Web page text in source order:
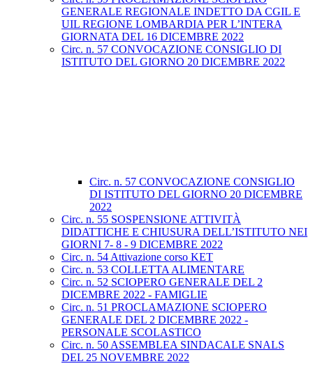
GENERALE REGIONALE INDETTO DA CGIL E
UIL REGIONE LOMBARDIA PER L’INTERA
GIORNATA DEL 16 DICEMBRE 2022
Circ. n. 57 CONVOCAZIONE CONSIGLIO DI
ISTITUTO DEL GIORNO 20 DICEMBRE 2022
Circ. n. 57 CONVOCAZIONE CONSIGLIO
DI ISTITUTO DEL GIORNO 20 DICEMBRE
2022
Circ. n. 55 SOSPENSIONE ATTIVITÀ
DIDATTICHE E CHIUSURA DELL’ISTITUTO NEI
GIORNI 7- 8 - 9 DICEMBRE 2022
Circ. n. 54 Attivazione corso KET
Circ. n. 53 COLLETTA ALIMENTARE
Circ. n. 52 SCIOPERO GENERALE DEL 2
DICEMBRE 2022 - FAMIGLIE
Circ. n. 51 PROCLAMAZIONE SCIOPERO
GENERALE DEL 2 DICEMBRE 2022 -
PERSONALE SCOLASTICO
Circ. n. 50 ASSEMBLEA SINDACALE SNALS
DEL 25 NOVEMBRE 2022